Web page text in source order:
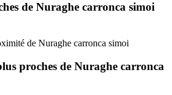
de Nuraghe carronca simoi
de Nuraghe carronca simoi
proches de Nuraghe carronca